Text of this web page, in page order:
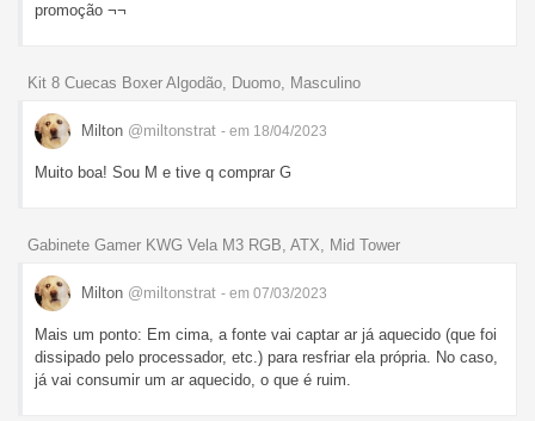
promoção ¬¬
Kit 8 Cuecas Boxer Algodão, Duomo, Masculino
Milton @miltonstrat - em 18/04/2023
Muito boa! Sou M e tive q comprar G
Gabinete Gamer KWG Vela M3 RGB, ATX, Mid Tower
Milton @miltonstrat - em 07/03/2023
Mais um ponto: Em cima, a fonte vai captar ar já aquecido (que foi
dissipado pelo processador, etc.) para resfriar ela própria. No caso,
já vai consumir um ar aquecido, o que é ruim.